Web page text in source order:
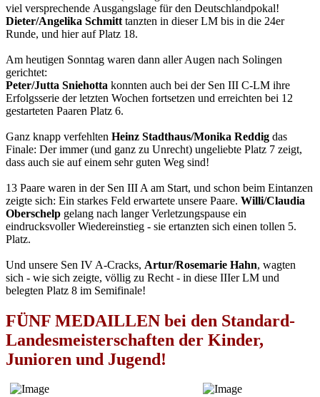
viel versprechende Ausgangslage für den Deutschlandpokal!
Dieter/Angelika Schmitt tanzten in dieser LM bis in die 24er
Runde, und hier auf Platz 18.
Am heutigen Sonntag waren dann aller Augen nach Solingen
gerichtet:
Peter/Jutta Sniehotta konnten auch bei der Sen III C-LM ihre
Erfolgsserie der letzten Wochen fortsetzen und erreichten bei 12
gestarteten Paaren Platz 6.
Ganz knapp verfehlten Heinz Stadthaus/Monika Reddig das
Finale: Der immer (und ganz zu Unrecht) ungeliebte Platz 7 zeigt,
dass auch sie auf einem sehr guten Weg sind!
13 Paare waren in der Sen III A am Start, und schon beim Eintanzen
zeigte sich: Ein starkes Feld erwartete unsere Paare. Willi/Claudia
Oberschelp gelang nach langer Verletzungspause ein
eindrucksvoller Wiedereinstieg - sie ertanzten sich einen tollen 5.
Platz.
Und unsere Sen IV A-Cracks, Artur/Rosemarie Hahn, wagten
sich - wie sich zeigte, völlig zu Recht - in diese IIIer LM und
belegten Platz 8 im Semifinale!
FÜNF MEDAILLEN bei den Standard-
Landesmeisterschaften der Kinder,
Junioren und Jugend!